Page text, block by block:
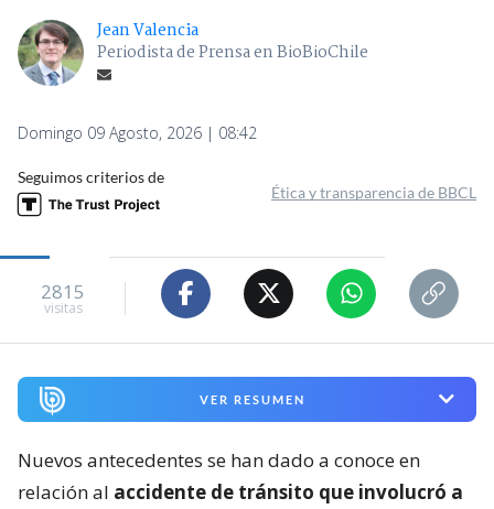
Jean Valencia
Periodista de Prensa en BioBioChile
Domingo 09 Agosto, 2026 | 08:42
Seguimos criterios de
Ética y transparencia de BBCL
2815
visitas
VER RESUMEN
Nuevos antecedentes se han dado a conoce en
relación al accidente de tránsito que involucró a